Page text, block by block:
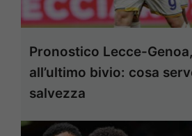
Pronostico Lecce-
all’ultimo bivio: cosa
salvezza